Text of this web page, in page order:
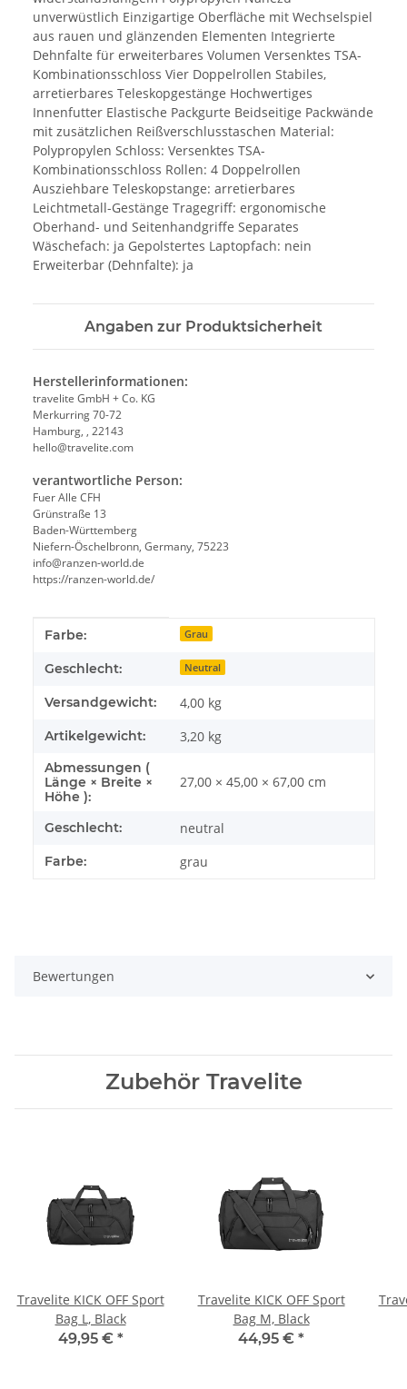
unverwüstlich Einzigartige Oberfläche mit Wechselspiel
aus rauen und glänzenden Elementen Integrierte
Dehnfalte für erweiterbares Volumen Versenktes TSA-
Kombinationsschloss Vier Doppelrollen Stabiles,
arretierbares Teleskopgestänge Hochwertiges
Innenfutter Elastische Packgurte Beidseitige Packwände
mit zusätzlichen Reißverschlusstaschen Material:
Polypropylen Schloss: Versenktes TSA-
Kombinationsschloss Rollen: 4 Doppelrollen
Ausziehbare Teleskopstange: arretierbares
Leichtmetall-Gestänge Tragegriff: ergonomische
Oberhand- und Seitenhandgriffe Separates
Wäschefach: ja Gepolstertes Laptopfach: nein
Erweiterbar (Dehnfalte): ja
Angaben zur Produktsicherheit
Herstellerinformationen:
travelite GmbH + Co. KG
Merkurring 70-72
Hamburg, , 22143
hello@travelite.com
verantwortliche Person:
Fuer Alle CFH
Grünstraße 13
Baden-Württemberg
Niefern-Öschelbronn, Germany, 75223
info@ranzen-world.de
https://ranzen-world.de/
Produkteigenschaft
Wert
Farbe: Grau
Geschlecht: Neutral
Versandgewicht: 4,00 kg
Artikelgewicht: 3,20 kg
Abmessungen (
Länge × Breite ×
Höhe ):
27,00 × 45,00 × 67,00 cm
Geschlecht: neutral
Farbe: grau
Bewertungen
Zubehör Travelite
Travelite KICK OFF Sport
Bag L, Black
49,95 € *
Travelite KICK OFF Sport
Bag M, Black
44,95 € *